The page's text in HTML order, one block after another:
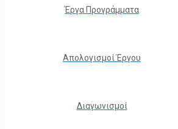
Έργα Προγράμματα
Απολογισμοί Έργου
Διαγωνισμοί